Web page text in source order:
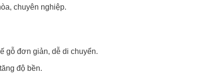
chuyên nghiệp.
gỗ đơn giản, dễ di chuyển.
độ bền.